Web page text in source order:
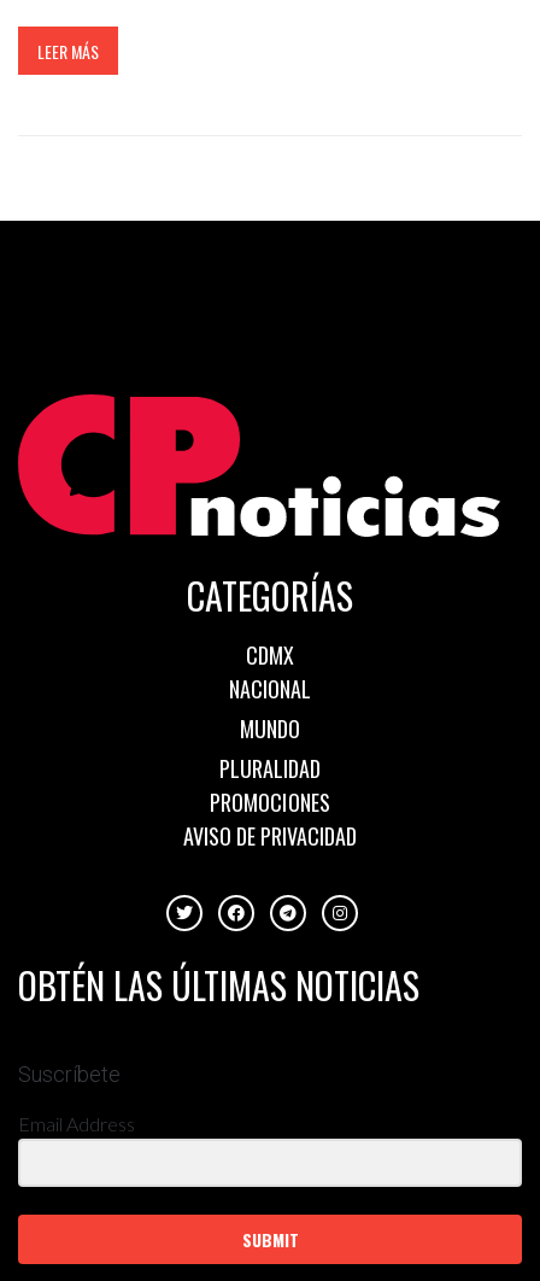
LEER MÁS
CATEGORÍAS
CDMX
NACIONAL
MUNDO
PLURALIDAD
PROMOCIONES
AVISO DE PRIVACIDAD
OBTÉN LAS ÚLTIMAS NOTICIAS
Suscríbete
Email Address
SUBMIT